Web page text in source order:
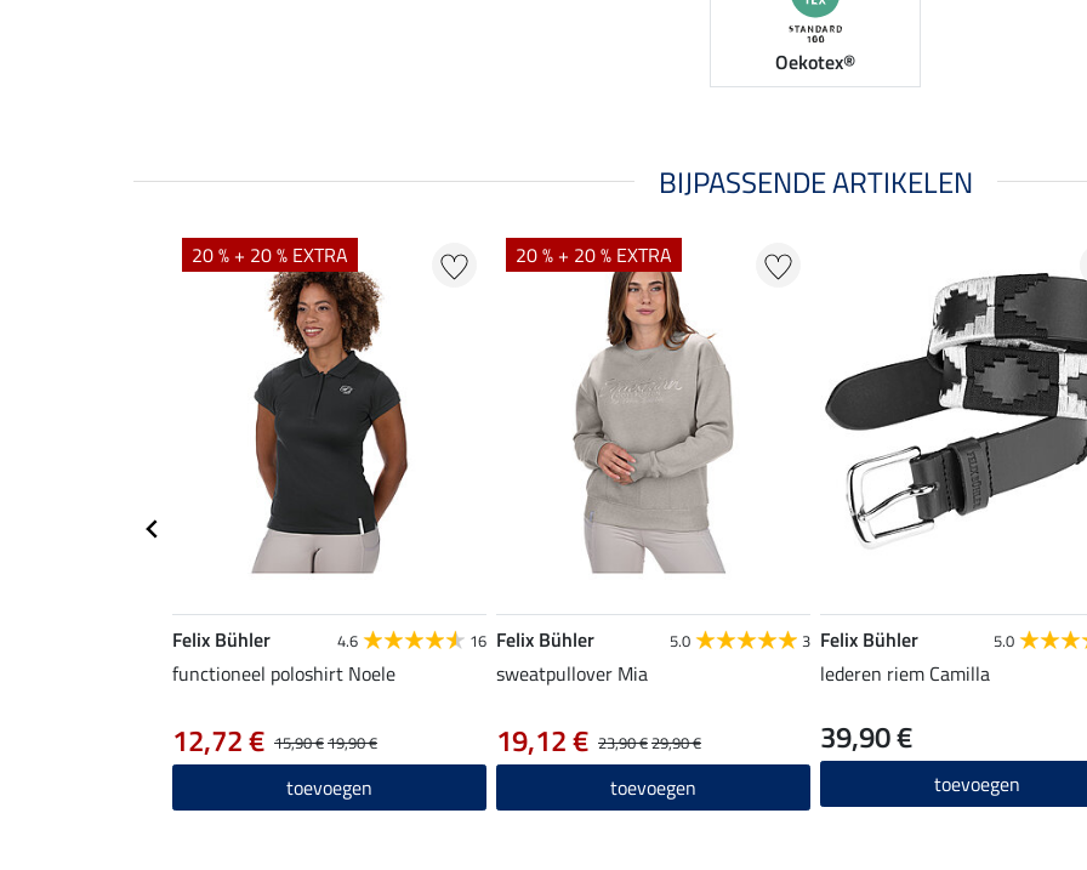
Oekotex®
BIJPASSENDE ARTIKELEN
20 % + 20 % EXTRA
Felix Bühler 4.6 16
functioneel poloshirt Noele
15,90 €19,90 €
12,72 €
toevoegen
20 % + 20 % EXTRA
Felix Bühler 5.0 3
sweatpullover Mia
23,90 €29,90 €
19,12 €
toevoegen
Felix Bühler 5.0
lederen riem Camilla
39,90 €
toevoegen